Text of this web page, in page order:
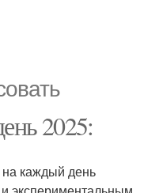
2025:
каждый день